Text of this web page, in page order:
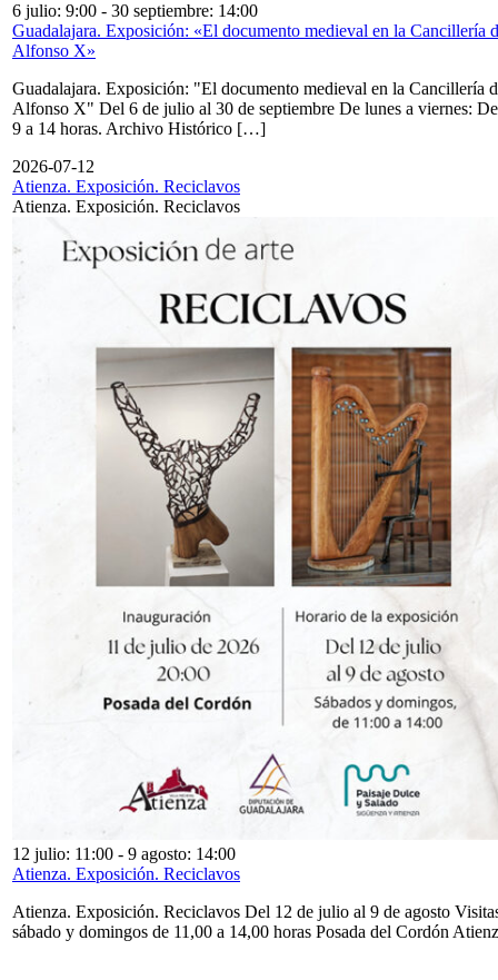
6 julio: 9:00 - 30 septiembre: 14:00
Guadalajara. Exposición: «El documento medieval en la Cancillería
Alfonso X»
Guadalajara. Exposición: "El documento medieval en la Cancillería
Alfonso X" Del 6 de julio al 30 de septiembre De lunes a viernes: De
9 a 14 horas. Archivo Histórico […]
2026-07-12
Atienza. Exposición. Reciclavos
Atienza. Exposición. Reciclavos
12 julio: 11:00 - 9 agosto: 14:00
Atienza. Exposición. Reciclavos
Atienza. Exposición. Reciclavos Del 12 de julio al 9 de agosto
sábado y domingos de 11,00 a 14,00 horas Posada del Cordón